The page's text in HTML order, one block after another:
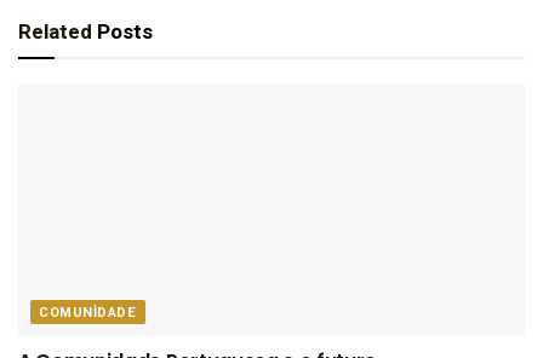
Related Posts
COMUNIDADE